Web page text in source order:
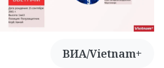
ВИА/Vietnam+